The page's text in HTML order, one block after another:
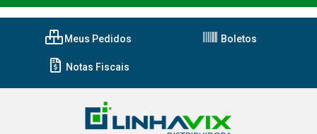
Meus Pedidos Boletos
Notas Fiscais